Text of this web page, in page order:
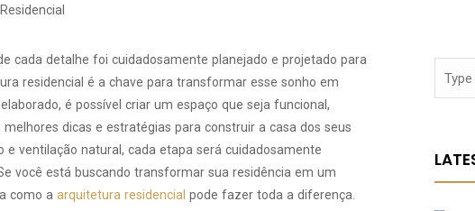
cada detalhe foi cuidadosamente planejado e projetado para
residencial é a chave para transformar esse sonho em
é possível criar um espaço que seja funcional,
dicas e estratégias para construir a casa dos seus
ventilação natural, cada etapa será cuidadosamente
você está buscando transformar sua residência em um
como a arquitetura residencial pode fazer toda a diferença.